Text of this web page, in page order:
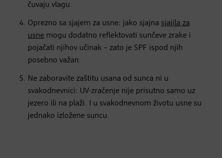
čuvaju vlagu.
Oprezno sa sjajem za usne: jako sjajna sjajila za
usne mogu dodatno reflektovati sunčeve zrake i
pojačati njihov učinak – zato je SPF ispod njih
posebno važan.
Ne zaboravite zaštitu usana od sunca ni u
svakodnevnici: UV-zračenje nije prisutno samo uz
jezero ili na plaži. I u svakodnevnom životu usne su
jednako izložene suncu.